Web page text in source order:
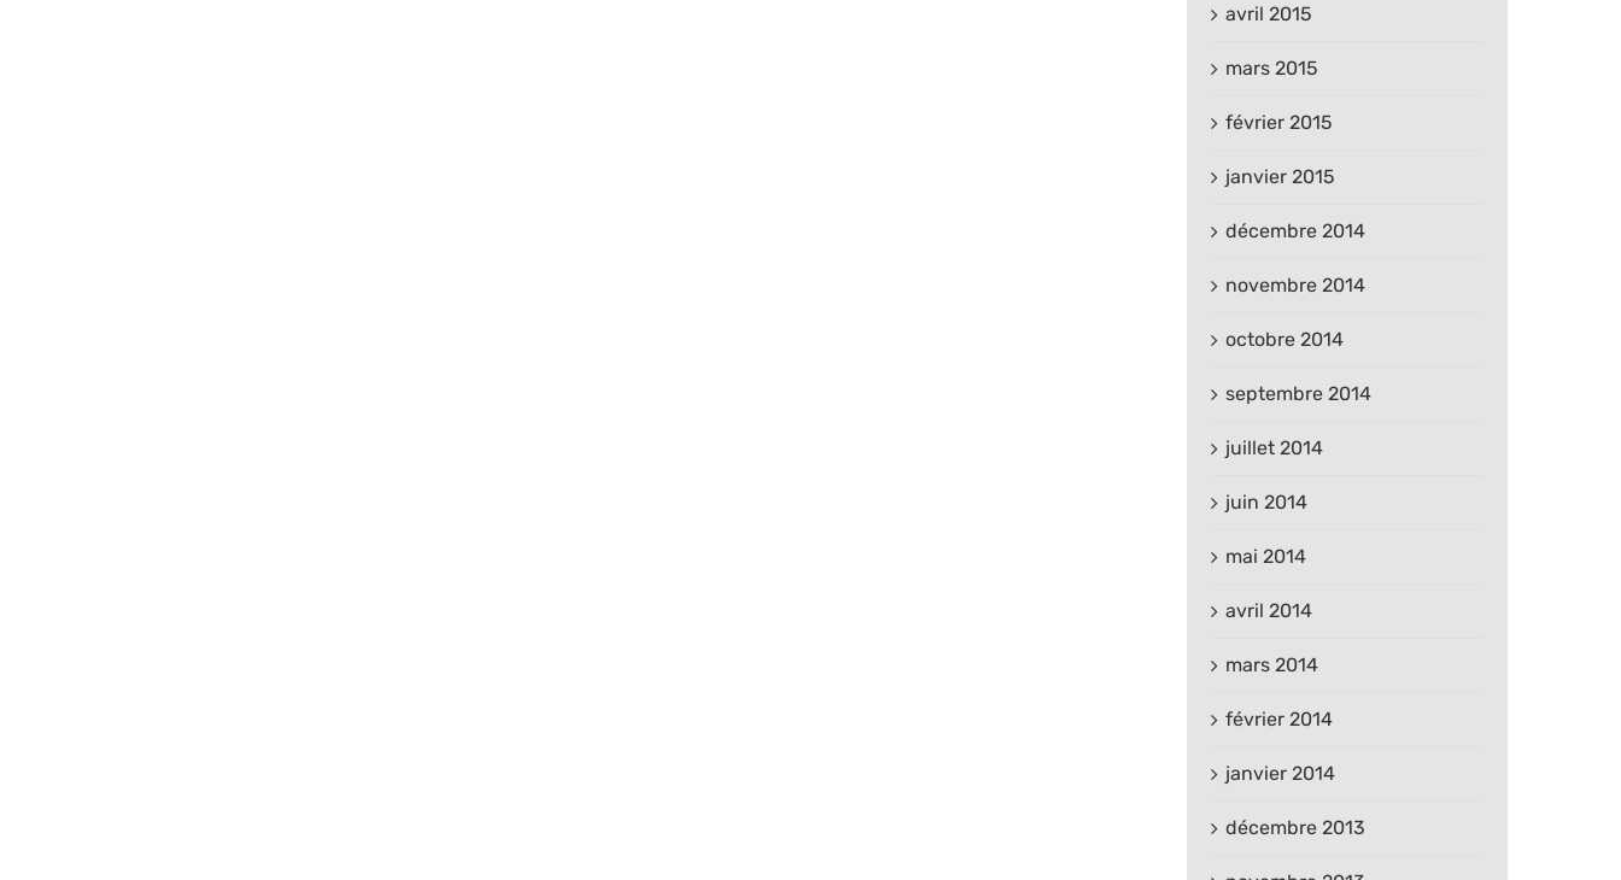
avril 2015
mars 2015
février 2015
janvier 2015
décembre 2014
novembre 2014
octobre 2014
septembre 2014
juillet 2014
juin 2014
mai 2014
avril 2014
mars 2014
février 2014
janvier 2014
décembre 2013